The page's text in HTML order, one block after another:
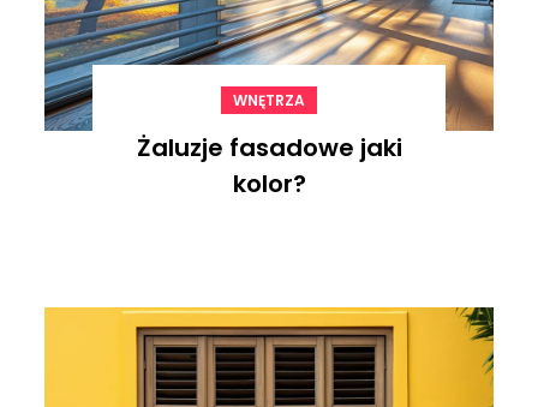
WNĘTRZA
Żaluzje fasadowe jaki
kolor?